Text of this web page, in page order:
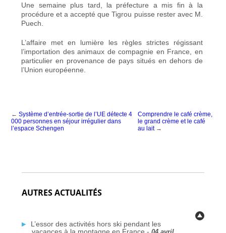
Une semaine plus tard, la préfecture a mis fin à la
procédure et a accepté que Tigrou puisse rester avec M.
Puech.
L’affaire met en lumière les règles strictes régissant
l’importation des animaux de compagnie en France, en
particulier en provenance de pays situés en dehors de
l’Union européenne.
←Système d’entrée-sortie de l’UE détecte 4
000 personnes en séjour irrégulier dans
l’espace Schengen
Comprendre le café crème,
le grand crème et le café
au lait→
AUTRES ACTUALITÉS
L’essor des activités hors ski pendant les
vacances à la montagne en France -